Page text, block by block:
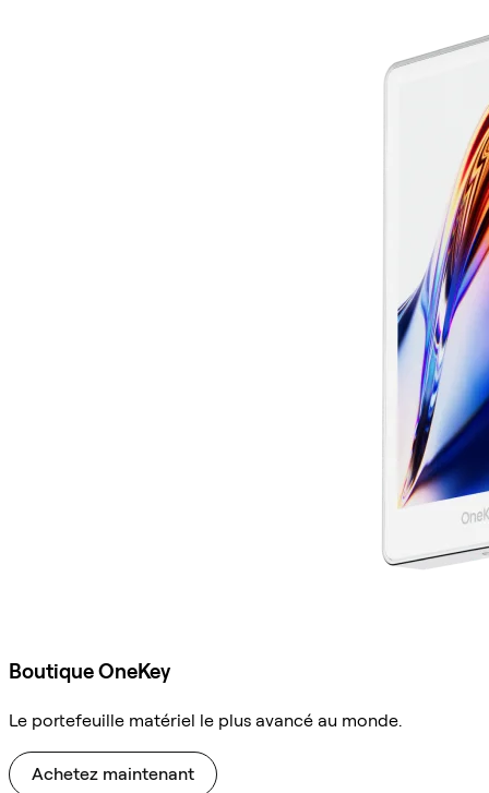
Boutique OneKey
Le portefeuille matériel le plus avancé au monde.
Achetez maintenant